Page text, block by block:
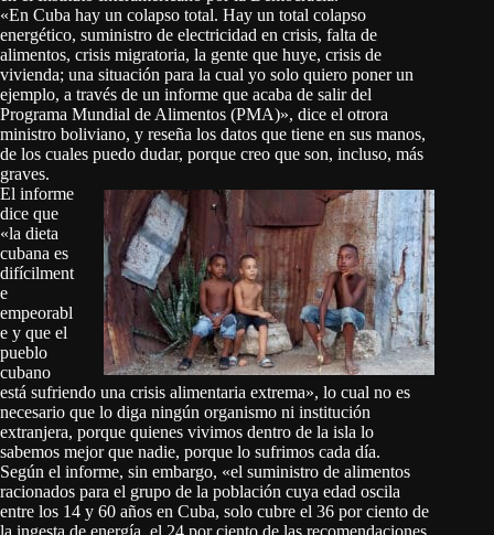
«En Cuba hay un colapso total. Hay un total colapso
energético, suministro de electricidad en crisis, falta de
alimentos, crisis migratoria, la gente que huye, crisis de
vivienda; una situación para la cual yo solo quiero poner un
ejemplo, a través de un informe que acaba de salir del
Programa Mundial de Alimentos (PMA)», dice el otrora
ministro boliviano, y reseña los datos que tiene en sus manos,
de los cuales puedo dudar, porque creo que son, incluso, más
graves.
El informe
dice que
«la dieta
cubana es
difícilment
e
empeorabl
e y que el
pueblo
cubano
está sufriendo una crisis alimentaria extrema», lo cual no es
necesario que lo diga ningún organismo ni institución
extranjera, porque quienes vivimos dentro de la isla lo
sabemos mejor que nadie, porque lo sufrimos cada día.
Según el informe, sin embargo, «el suministro de alimentos
racionados para el grupo de la población cuya edad oscila
entre los 14 y 60 años en Cuba, solo cubre el 36 por ciento de